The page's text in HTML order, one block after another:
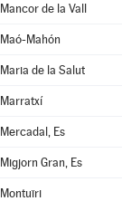
Mancor de la Vall
Maó-Mahón
Maria de la Salut
Marratxí
Mercadal, Es
Migjorn Gran, Es
Montuïri